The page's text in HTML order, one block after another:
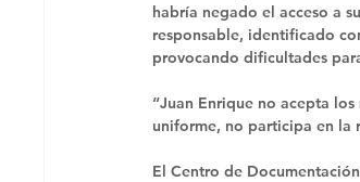
habría negado el acceso a
responsable, identificado
provocando dificultades
“Juan Enrique no acepta
uniforme, no participa en la
El Centro de